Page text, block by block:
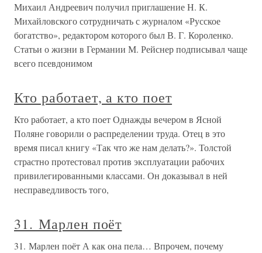
Михаил Андреевич получил приглашение Н. К.
Михайловского сотрудничать с журналом «Русское
богатство», редактором которого был В. Г. Короленко.
Статьи о жизни в Германии М. Рейснер подписывал чаще
всего псевдонимом
Кто работает, а кто поет
Кто работает, а кто поет Однажды вечером в Ясной
Поляне говорили о распределении труда. Отец в это
время писал книгу «Так что же нам делать?». Толстой
страстно протестовал против эксплуатации рабочих
привилегированными классами. Он доказывал в ней
несправедливость того,
31. Марлен поёт
31. Марлен поёт А как она пела… Впрочем, почему